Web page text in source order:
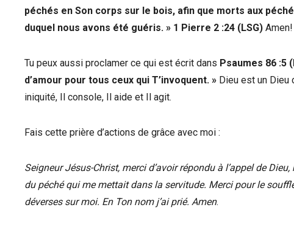
péchés en Son corps sur le bois, afin que morts aux
duquel nous avons été guéris. » 1 Pierre 2 :24 (LSG) Amen!
Tu peux aussi proclamer ce qui est écrit dans Psaumes 86 :5
d’amour pour tous ceux qui T’invoquent. » Dieu est un Dieu
iniquité, Il console, Il aide et Il agit.
Fais cette prière d’actions de grâce avec moi :
Seigneur Jésus-Christ, merci d’avoir répondu à l’appel de
du péché qui me mettait dans la servitude. Merci pour le
déverses sur moi. En Ton nom j’ai prié. Amen.